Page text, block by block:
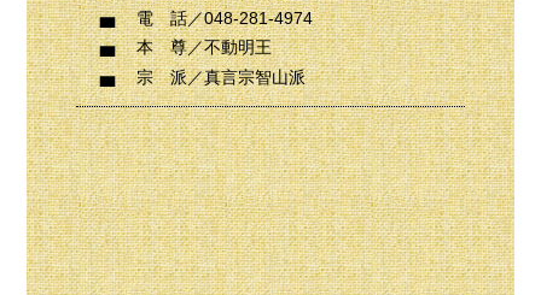
電 話／048-281-4974
本 尊／不動明王
宗 派／真言宗智山派